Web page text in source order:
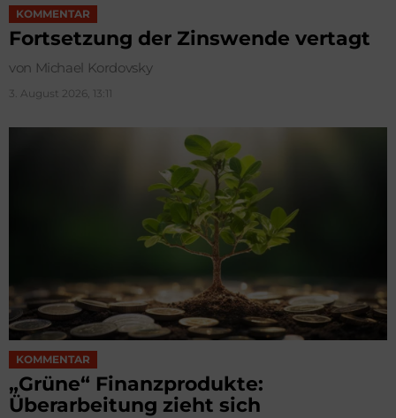
KOMMENTAR
Fortsetzung der Zinswende vertagt
von Michael Kordovsky
3. August 2026, 13:11
KOMMENTAR
„Grüne“ Finanzprodukte:
Überarbeitung zieht sich